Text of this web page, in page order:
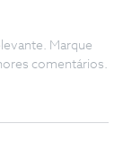
Marque
comentários.